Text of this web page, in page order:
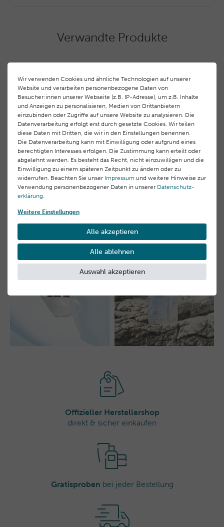
stärken und zu beruhigen.
Pentylene Glycol, Hydrolyzed Rhodophyceae Extract,
Maltodextrin, Caprylvi Glycol, C12-20 Alkyl Glucoside:
60, Sorbitan Isostearate, Glycine Soja (Soybean) Oil,
Tocopherol, Acacia Senegal Gum, Aloe Barbadensis Leaf
Juice, Biosaccharide Gum-2, Xanthan Gum, Fucus
Vesiculosus Extract, Laminaria Digitata Extract Sodium
Hydroxide, Algin, Aphanothece Sacrum Polysaccharides,
Pullulan, Sodium Hyaluronate, Lithothamnion Calcareum
Extract,
83520 Roquebrune sur Argens, Frankreich Domaine
info@thalgo.com
+33 (0) 494197373
Hersteller
Laboratoires BLC Thalgo Cosmetic S.A.
Domaine des Châtaigniers 00, 83520 Roquebrune sur
Argens, Frankreich
info@thalgo.com
Verwandte Produkte
Kundenrezensionen()
Rezensionen werden geladen...
Zuletzt angesehen
Offizieller Herstellershop
direkt & sicher einkaufen
Gratisproben bei jeder Bestellung
Wir verwenden Cookies und ähnliche Technologien auf unserer
Website und verarbeiten personenbezogene Daten von
Besucher:innen unserer Webseite (z.B. IP-Adresse), um z.B. Inhalte
und Anzeigen zu personalisieren, Medien von Drittanbietern
einzubinden oder Zugriffe auf unsere Website zu analysieren. Die
Datenverarbeitung erfolgt erst durch gesetzte Cookies. Wir teilen
diese Daten mit Dritten, die wir in den Einstellungen benennen.
Die Datenverarbeitung kann mit Einwilligung oder aufgrund eines
berechtigten Interesses erfolgen. Die Zustimmung kann erteilt oder
abgelehnt werden. Es besteht das Recht, nicht einzuwilligen und die
Einwilligung zu einem späteren Zeitpunkt zu ändern oder zu
widerrufen. Beachten Sie unser Impressum und weitere Hinweise zur
Verwendung personenbezogener Daten in unserer Daten­schutz­
erklärung.
Weitere Einstellungen
Alle akzeptieren
Alle ablehnen
Auswahl akzeptieren